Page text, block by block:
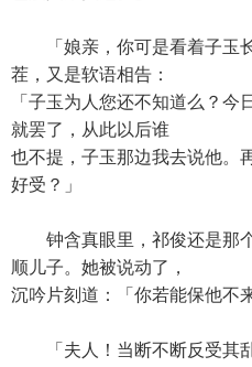
「娘亲，你可是看着子玉
茬，又是软语相告：
「子玉为人您还不知道么？
就罢了，从此以后谁
也不提，子玉那边我去说他。
好受？」
钟含真眼里，祁俊还是那
顺儿子。她被说动了，
沉吟片刻道：「你若能保他不
「夫人！当断不断反受其